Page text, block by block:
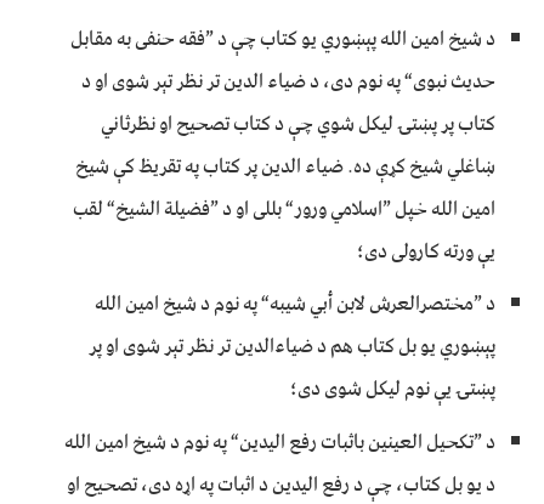
د شیخ امین الله پېښوري یو کتاب چې د ”فقه حنفی به مقابل
حدیث نبوی“ په نوم دی، د ضياء الدین تر نظر تېر شوی او د
کتاب پر پښتۍ لیکل شوي چې د کتاب تصحیح او نظرثاني
ښاغلي شیخ کړې ده. ضياء الدین پر کتاب په تقریظ کې شیخ
امین الله خپل ”اسلامي ورور“ بللی او د ”فضیلة الشیخ“ لقب
یې ورته کارولی دی؛
د ”مختصرالعرش لابن أبي شیبه“ په نوم د شیخ امین الله
پېښوري یو بل کتاب هم د ضياءالدین تر نظر تېر شوی او پر
پښتۍ یې نوم لیکل شوی دی؛
د ”تکحیل العینین باثبات رفع الیدین“ په نوم د شیخ امین الله
د یو بل کتاب، چې د رفع الیدین د اثبات په اړه دی، تصحیح او